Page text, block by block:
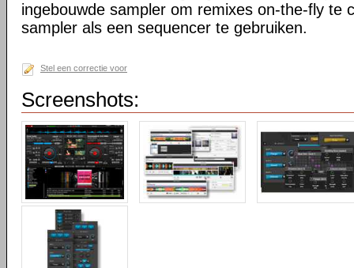
ingebouwde sampler om remixes on-the-fly te
sampler als een sequencer te gebruiken.
Stel een correctie voor
Screenshots: